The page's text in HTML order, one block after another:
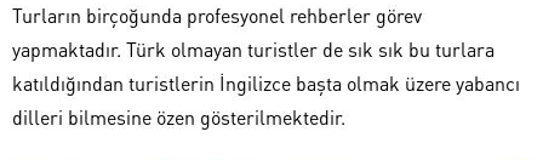
Turların birçoğunda profesyonel rehberler görev
yapmaktadır. Türk olmayan turistler de sık sık bu turlara
katıldığından turistlerin İngilizce başta olmak üzere yabancı
dilleri bilmesine özen gösterilmektedir.